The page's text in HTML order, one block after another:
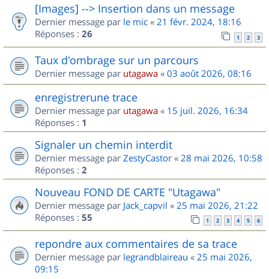
[Images] --> Insertion dans un message
Dernier message par le mic « 21 févr. 2024, 18:16
Réponses : 26 1 2 3
Taux d'ombrage sur un parcours
Dernier message par utagawa « 03 août 2026, 08:16
enregistrerune trace
Dernier message par utagawa « 15 juil. 2026, 16:34
Réponses : 1
Signaler un chemin interdit
Dernier message par ZestyCastor « 28 mai 2026, 10:58
Réponses : 2
Nouveau FOND DE CARTE "Utagawa"
Dernier message par Jack_capvil « 25 mai 2026, 21:22
Réponses : 55 1 2 3 4 5 6
repondre aux commentaires de sa trace
Dernier message par legrandblaireau « 25 mai 2026,
09:15